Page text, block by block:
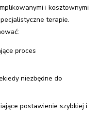
i kosztownymi
terapie.
proces
niezbędne do
postawienie szybkiej i